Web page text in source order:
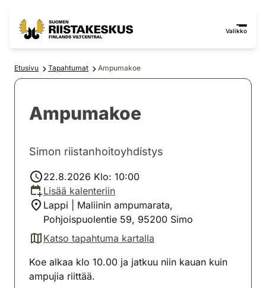
Valikko
Etusivu Tapahtumat Ampumakoe
Ampumakoe
Simon riistanhoitoyhdistys
22.8.2026 Klo: 10:00
Lisää kalenteriin
Lappi | Maliinin ampumarata,
Pohjoispuolentie 59, 95200 Simo
Katso tapahtuma kartalla
(avautuu uuteen välilehteen)
Koe alkaa klo 10.00 ja jatkuu niin kauan kuin
ampujia riittää.